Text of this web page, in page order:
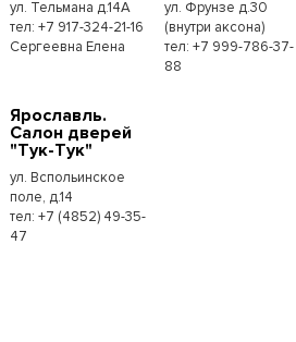
ул. Тельмана д.14А
тел: +7 917-324-21-16
Сергеевна Елена
ул. Фрунзе д.30
(внутри аксона)
тел: +7 999-786-37-
88
Ярославль.
Салон дверей
"Тук-Тук"
ул. Вспольинское
поле, д.14
тел: +7 (4852) 49-35-
47